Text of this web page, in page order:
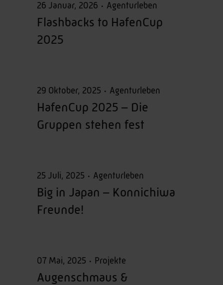
26 Januar, 2026 Agenturleben
Flashbacks to HafenCup
2025
29 Oktober, 2025 Agenturleben
HafenCup 2025 – Die
Gruppen stehen fest
25 Juli, 2025 Agenturleben
Big in Japan – Konnichiwa
Freunde!
07 Mai, 2025 Projekte
Augenschmaus &